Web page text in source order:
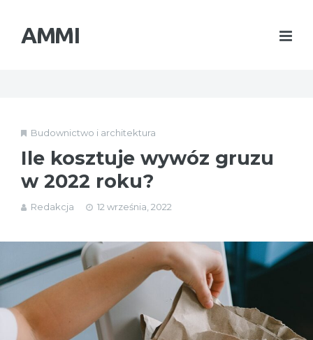
AMMI
Budownictwo i architektura
Ile kosztuje wywóz gruzu
w 2022 roku?
Redakcja 12 września, 2022